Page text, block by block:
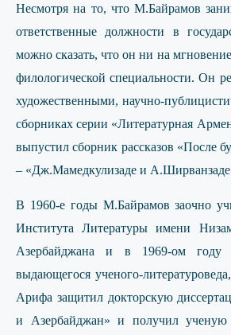
Несмотря на то, что M.Байрамов
ответственные должности в
можно сказать, что он ни на
филологической специальности. Он
художественными, научно-
сборниках серии «Литературная
выпустил сборник рассказов «После
– «Дж.Мамедкулизаде и
В 1960-е годы M.Байрамов заочно
Института Литературы имени
Азербайджана и в 1969-ом году
выдающегося ученого-
Арифа защитил докторскую
и Азербайджан» и получил ученую